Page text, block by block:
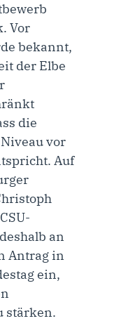
Vor
bekannt,
der Elbe
die
vor
Auf
an
Antrag in
ein,
stärken.